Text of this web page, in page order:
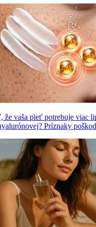
že vaša pleť potrebuje viac
Príznaky